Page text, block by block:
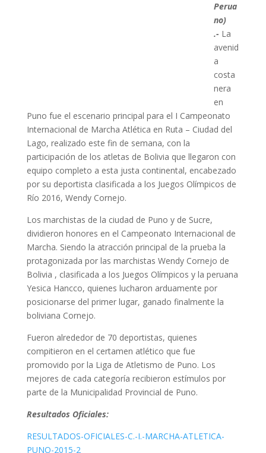
Perua
no)
.- La
avenid
a
costa
nera
en
Puno fue el escenario principal para el I Campeonato
Internacional de Marcha Atlética en Ruta – Ciudad del
Lago, realizado este fin de semana, con la
participación de los atletas de Bolivia que llegaron con
equipo completo a esta justa continental, encabezado
por su deportista clasificada a los Juegos Olímpicos de
Río 2016, Wendy Cornejo.
Los marchistas de la ciudad de Puno y de Sucre,
dividieron honores en el Campeonato Internacional de
Marcha. Siendo la atracción principal de la prueba la
protagonizada por las marchistas Wendy Cornejo de
Bolivia , clasificada a los Juegos Olímpicos y la peruana
Yesica Hancco, quienes lucharon arduamente por
posicionarse del primer lugar, ganado finalmente la
boliviana Cornejo.
Fueron alrededor de 70 deportistas, quienes
compitieron en el certamen atlético que fue
promovido por la Liga de Atletismo de Puno. Los
mejores de cada categoría recibieron estímulos por
parte de la Municipalidad Provincial de Puno.
Resultados Oficiales:
RESULTADOS-OFICIALES-C.-I.-MARCHA-ATLETICA-
PUNO-2015-2